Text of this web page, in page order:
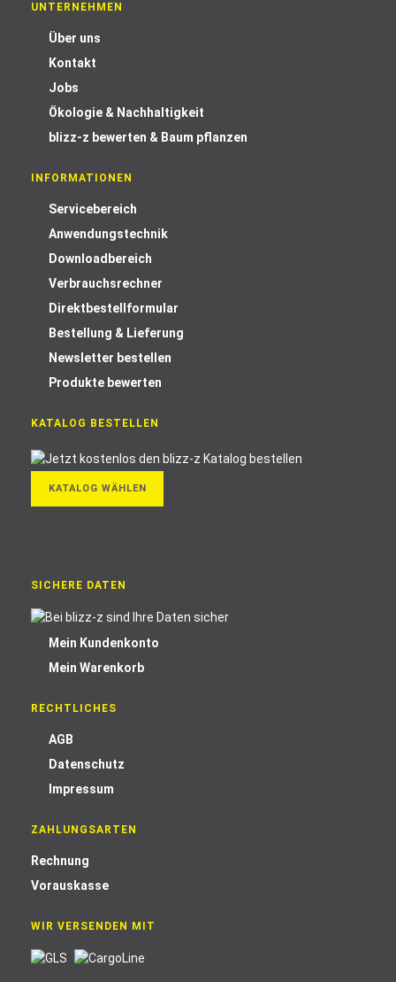
UNTERNEHMEN
Über uns
Kontakt
Jobs
Ökologie & Nachhaltigkeit
blizz-z bewerten & Baum pflanzen
INFORMATIONEN
Servicebereich
Anwendungstechnik
Downloadbereich
Verbrauchsrechner
Direktbestellformular
Bestellung & Lieferung
Newsletter bestellen
Produkte bewerten
KATALOG BESTELLEN
KATALOG WÄHLEN
SICHERE DATEN
Mein Kundenkonto
Mein Warenkorb
RECHTLICHES
AGB
Datenschutz
Impressum
ZAHLUNGSARTEN
Rechnung
Vorauskasse
WIR VERSENDEN MIT